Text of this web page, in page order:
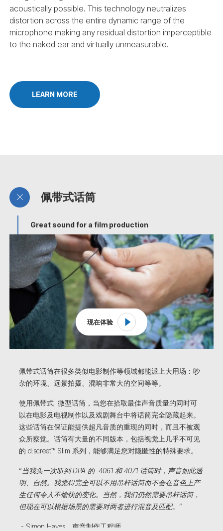
acoustically possible. This technology neutralizes
distortion across the entire dynamic range of the
microphone making any residual distortion imperceptible
to the naked ear and virtually unmeasurable.
LEARN MORE
佩带式话筒
Great sound for a film production
现在体验
佩带式话筒在很多类似电影制作等领域都能派上大用场：吵
杂的环境、远景拍摄、混响非常大的空间等等。
使用佩带式 微型话筒，当您在拾取最佳声音质量的同时可
以在电影及电视制作以及戏剧舞台中将话筒完全隐藏起来。
这些话筒在保证能提供超凡音质的重现的同时，而且不被观
众所察觉。话筒有大量的不同版本，包括视觉上几乎不可见
的 d:screet™ Slim 系列，能够满足您对隐匿性的特殊要求。
“当我头一次听到 DPA 的 4061 和 4071 话筒时，声音如此透
明、自然。我觉得完全可以不用吊杆话筒而不会在音色上产
生任何令人不愉快的变化。当然，我们仍然需要吊杆话筒，
但现在可以根据场景的需要对两者进行混音及匹配。 ”
- Simon Hayes，声音制作工程师